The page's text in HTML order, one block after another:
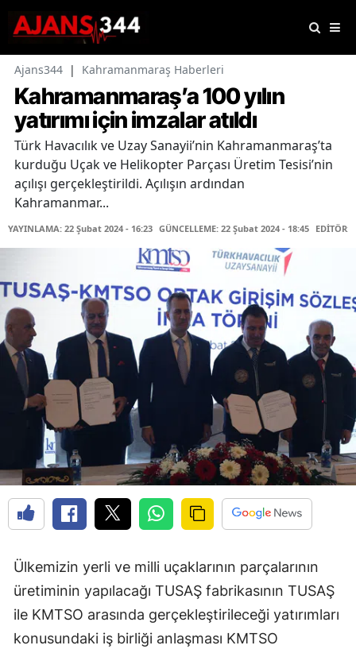
Ajans344 | Kahramanmaraş Haberleri
Kahramanmaraş’a 100 yılın
yatırımı için imzalar atıldı
Türk Havacılık ve Uzay Sanayii’nin Kahramanmaraş’ta
kurduğu Uçak ve Helikopter Parçası Üretim Tesisi’nin
açılışı gerçekleştirildi. Açılışın ardından
Kahramanmar...
YAYINLAMA: 22 Şubat 2024 - 16:23 GÜNCELLEME: 22 Şubat 2024 - 18:45
Ülkemizin yerli ve milli uçaklarının parçalarının
üretiminin yapılacağı TUSAŞ fabrikasının TUSAŞ
ile KMTSO arasında gerçekleştirileceği yatırımları
konusundaki iş birliği anlaşması KMTSO